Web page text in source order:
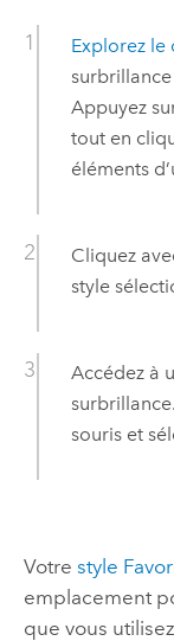
Explorez le
Appuyez
tout en
éléments
Cliquez
style
Accédez à
souris et
Votre style
emplacement
que vous